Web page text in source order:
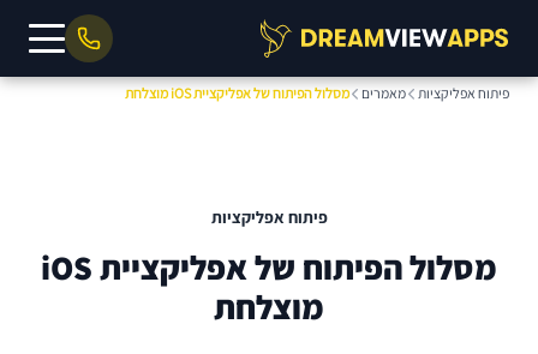
פיתוח אפליקציות מאמרים מסלול הפיתוח של אפליקציית iOS מוצלחת
פיתוח אפליקציות
מסלול הפיתוח של אפליקציית iOS
מוצלחת